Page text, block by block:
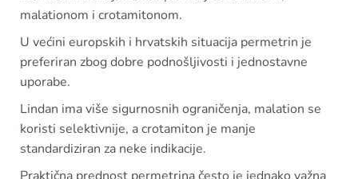
malationom i crotamitonom.
U većini europskih i hrvatskih situacija permetrin je
preferiran zbog dobre podnošljivosti i jednostavne
uporabe.
Lindan ima više sigurnosnih ograničenja, malation se
koristi selektivnije, a crotamiton je manje
standardiziran za neke indikacije.